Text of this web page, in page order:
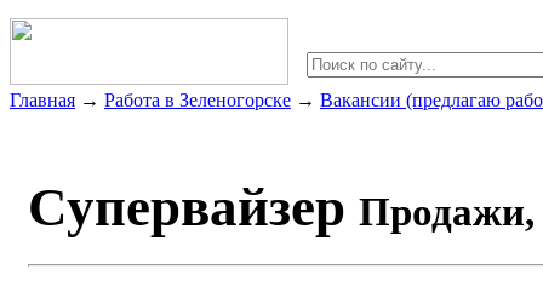
Главная → Работа в Зеленогорске → Вакансии (предлагаю
Супервайзер Продажи,